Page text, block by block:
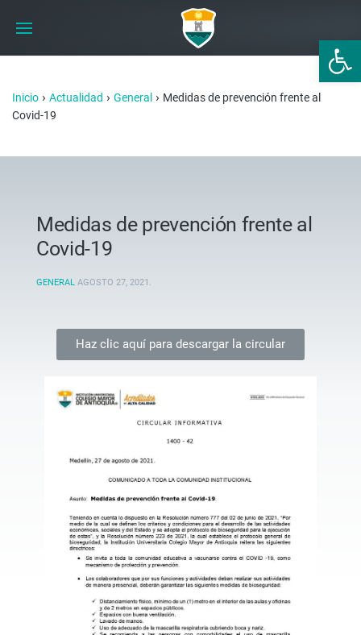
Abrir
Inicio › Actualidad › General › Medidas de prevención frente al
Covid-19
Medidas de prevención frente al
Covid-19
GENERAL AGOSTO 27, 2021 .
Haz clic aquí para descargar la circular